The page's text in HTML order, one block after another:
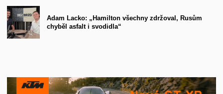
Adam Lacko: „Hamilton všechny zdržoval, Rusům
chyběl asfalt i svodidla“